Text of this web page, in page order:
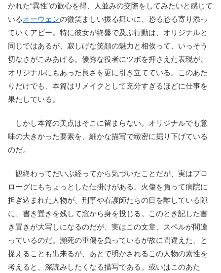
かれた“異性”の歓心を得、人並みの交際をしてみたいと感じて
いるオーウェンの微笑ましい振る舞いに、恐る恐る寄り添っ
ていくアビー。特に彼女が終盤で及ぶ行動は、オリジナルと
同じではあるが、寂しげな笑顔の魅力と相俟って、いっそう
切なさがこみあげる。優秀な役者にツボを押さえた表現が、
オリジナルにもあった良さを更に引き立てている。このあた
りだけでも、本篇はリメイクとして充分すぎるほどに仕事を
果たしている。
しかし本篇の美点はそこに留まらない。オリジナルでも意
味の大きかった要素を、細かな描写で緻密に掘り下げている
のだ。
観終わってだいぶ経ってから気づいたことだが、実はプロ
ローグにもちょっとした仕掛けがある。火傷を負って病院に
担ぎ込まれた人物が、刑事や看護師たちの目を離している隙
に、書き置きを残して窓から身を投じる。このとき記した書
き置きが大写しになるのだが、実はこの文章、スペルが間違
っているのだ。瀕死の重傷を負っているが故に間違えた、と
捉えることも出来るが、あとで明かされるこの人物の素性を
考えると、深読みしたくなる描写である。或いはこのあた